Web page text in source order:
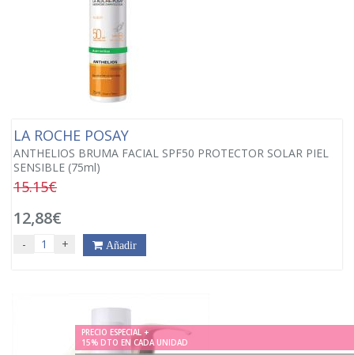
LA ROCHE POSAY
ANTHELIOS BRUMA FACIAL SPF50 PROTECTOR SOLAR PIEL
SENSIBLE (75ml)
15.15€
12,88€
- + Añadir
PRECIO ESPECIAL +
15% DTO EN CADA UNIDAD